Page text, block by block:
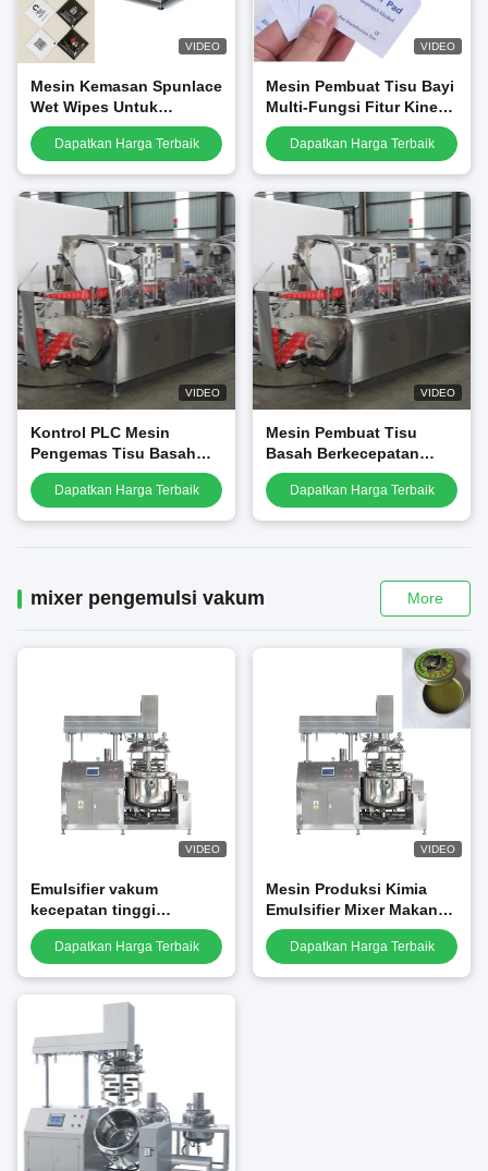
VIDEO
Mesin Kemasan Spunlace
Wet Wipes Untuk
Restoran Ramah
Lingkungan
Dapatkan Harga Terbaik
VIDEO
Mesin Pembuat Tisu Bayi
Multi-Fungsi Fitur Kinerja
Stabil, mesin
pengepakan pad alkohol
Dapatkan Harga Terbaik
VIDEO
Kontrol PLC Mesin
Pengemas Tisu Basah
Sachet Otomatis
Tunggal, Mesin
Dapatkan Harga Terbaik
VIDEO
Mesin Pembuat Tisu
Basah Berkecepatan
Tinggi, mesin pengemas
tisu gatal gatal
Dapatkan Harga Terbaik
mixer pengemulsi vakum More
VIDEO
Emulsifier vakum
kecepatan tinggi
Hydraulic Lifting
homogenizer Unit
homogenizer kosmetik
Dapatkan Harga Terbaik
VIDEO
Mesin Produksi Kimia
Emulsifier Mixer Makanan
Sistem Homogenizer High
Shear Mixing Motor mixer
Dapatkan Harga Terbaik